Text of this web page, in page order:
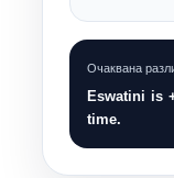
Очаквана
Eswatini is
time.